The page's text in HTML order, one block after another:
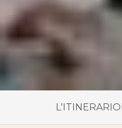
L'ITINERARIO